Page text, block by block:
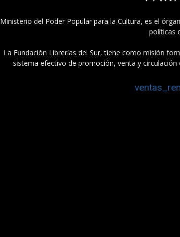
Ministerio del Poder Popular para la Cultura, es el
políticas
La Fundación Librerías del Sur, tiene como misión
sistema efectivo de promoción, venta y